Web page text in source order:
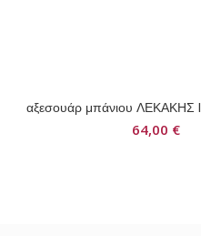
αξεσουάρ μπάνιου ΛΕΚΑΚΗΣ
64,00 €